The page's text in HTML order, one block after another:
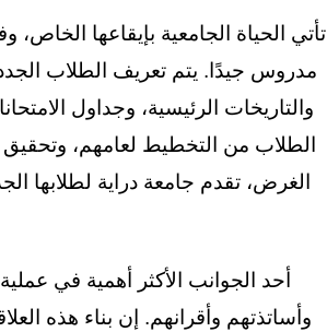
تأتي الحياة الجامعية بإيقاعها
مدروس جيدًا. يتم تعريف الطلاب
والتاريخات الرئيسية، وجداول
الطلاب من التخطيط لعامهم، وتحقيق
الغرض، تقدم جامعة دراية لطلابها
وأساتذتهم وأقرانهم. إن بناء هذه